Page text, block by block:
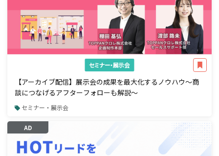
セミナー・展示会
【アーカイブ配信】展示会の成果を最大化するノウハウ～商
談につなげるアフターフォローも解説～
セミナー・展示会
AD